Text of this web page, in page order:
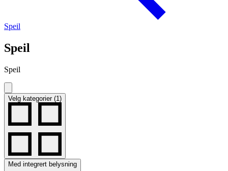
Speil
Speil
Speil
Velg kategorier (1)
Med integrert belysning